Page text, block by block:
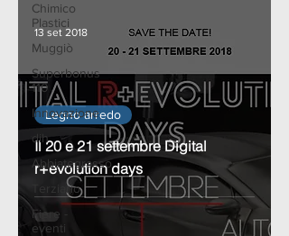
Chimico
Plastici
Muggiò
Superbonus
110
Innovazione
dih
Abbiategrasso
Terziario
Fiere -
eventi
Il 20 e 21 settembre Digital
r+evolution days
Legno arredo
13 set 2018